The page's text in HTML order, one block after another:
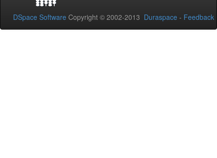
DSpace Software Copyright © 2002-2013 Duraspace - Feedback